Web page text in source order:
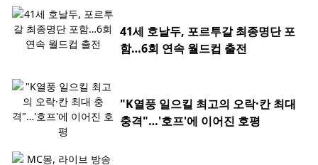
41세 호날두, 포르투갈 최종명단 포
함…6회 연속 월드컵 출전
"K열풍 일으킬 최고의 오락·칸 최대
충격"…'호프'에 이어진 호평